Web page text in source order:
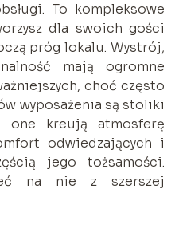
To kompleksowe
dla swoich gości
próg lokalu. Wystrój,
mają ogromne
choć często
wyposażenia są stoliki
one kreują atmosferę
odwiedzających i
jego tożsamości.
na nie z szerszej